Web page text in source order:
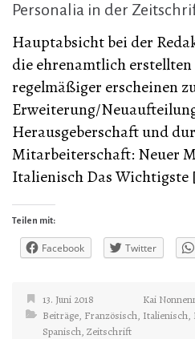
Personalia in der
Hauptabsicht bei der
die ehrenamtlich
regelmäßiger erscheinen
Erweiterung/
Herausgeberschaft und
Mitarbeiterschaft: Neuer
Italienisch Das Wichtigste
Teilen mit:
Facebook Twitter
13. Juni 2018
Kai
Beiträge, Französisch, Italienisch,
Spanisch, Zeitschrift